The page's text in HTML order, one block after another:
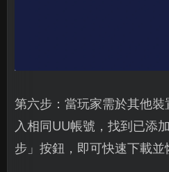
第六步：當玩家需於其他
入相同UU帳號，找到已添
步」按鈕，即可快速下載並